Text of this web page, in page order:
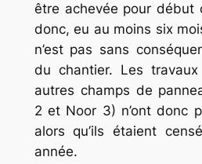
être achevée pour début
donc, eu au moins six
n’est pas sans
du chantier. Les travaux
autres champs de
2 et Noor 3) n’ont donc
alors qu’ils étaient
année.